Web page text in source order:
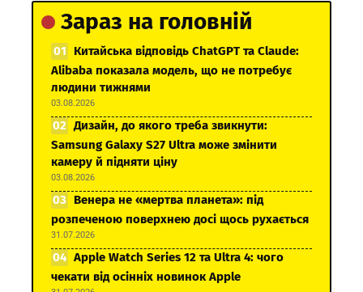
Зараз на головній
Китайська відповідь ChatGPT та Claude:
Alibaba показала модель, що не потребує
людини тижнями
03.08.2026
Дизайн, до якого треба звикнути:
Samsung Galaxy S27 Ultra може змінити
камеру й підняти ціну
03.08.2026
Венера не «мертва планета»: під
розпеченою поверхнею досі щось рухається
31.07.2026
Apple Watch Series 12 та Ultra 4: чого
чекати від осінніх новинок Apple